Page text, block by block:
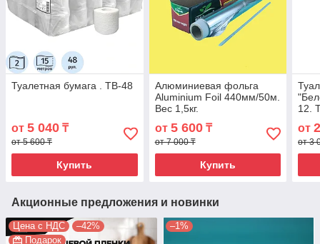
Туалетная бумага . TB-48
от 5 040 ₸
от 5 600 ₸
Купить
Алюминиевая фольга
Aluminium Foil 440мм/50м.
Вес 1,5кг.
от 5 600₸
от 7 000 ₸
Купить
12.
от
от 3
Акционные предложения и новинки
Цена с НДС
–42%
Подарок
–1%